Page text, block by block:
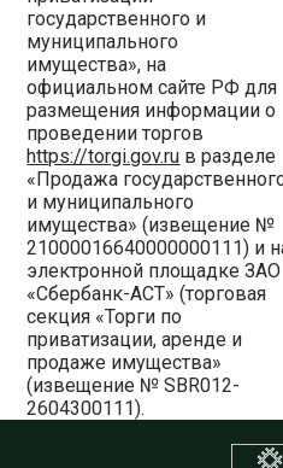
государственного и
муниципального
имущества», на
официальном сайте РФ для
размещения информации о
проведении торгов
https://torgi.gov.ru в разделе
«Продажа
и муниципального
имущества» (извещение №
21000016640000000111) и
электронной площадке ЗАО
«Сбербанк-АСТ» (торговая
секция «Торги по
приватизации, аренде и
продаже имущества»
(извещение № SBR012-
2604300111).